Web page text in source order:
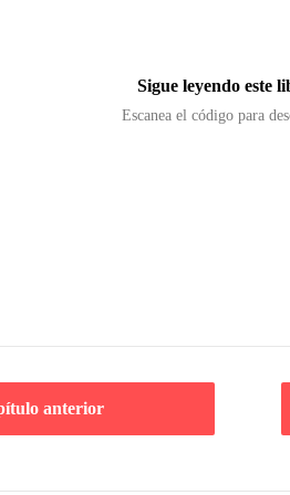
Sigue leyendo este
Escanea el código para
anterior